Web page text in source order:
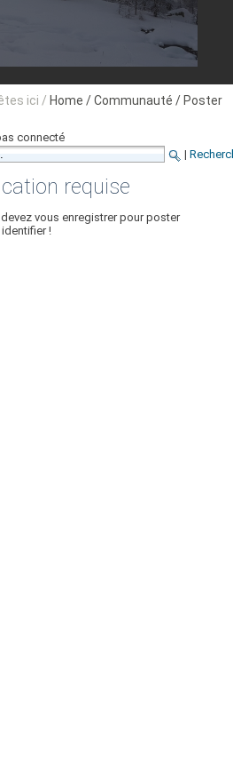
ici / Home / Communauté / Poster
connecté
|
requise
vous enregistrer pour poster
!